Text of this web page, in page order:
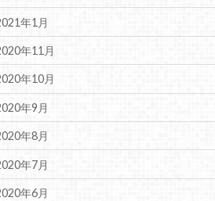
年1月
年11月
年10月
年9月
年8月
年7月
年6月